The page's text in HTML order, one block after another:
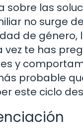
las
no surge
de género,
vez te has
y
probable
este ciclo